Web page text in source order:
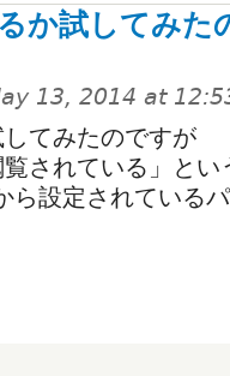
か試してみた
13, 2014 at
てみたのですが
されている」とい
設定されている